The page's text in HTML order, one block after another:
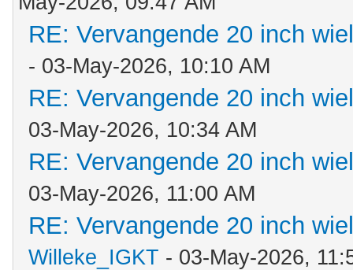
RE: Vervangende 20 inch
- 03-May-2026, 10:10 AM
RE: Vervangende 20 inch
03-May-2026, 10:34 AM
RE: Vervangende 20 inch
03-May-2026, 11:00 AM
RE: Vervangende 20 inch
Willeke_IGKT - 03-May-2026,